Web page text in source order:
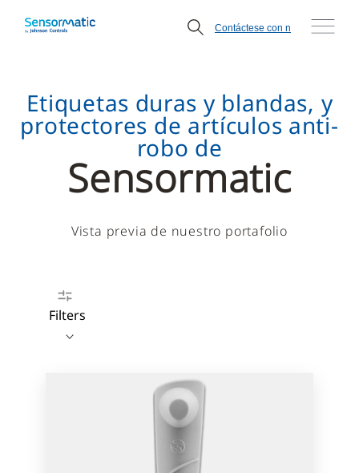
Contáctese con n
Etiquetas duras y blandas, y
protectores de artículos anti-
robo de
Sensormatic
Vista previa de nuestro portafolio
Filters